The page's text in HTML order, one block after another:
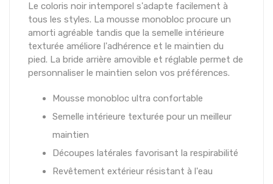
Le coloris noir intemporel s'adapte facilement à
tous les styles. La mousse monobloc procure un
amorti agréable tandis que la semelle intérieure
texturée améliore l'adhérence et le maintien du
pied. La bride arrière amovible et réglable permet de
personnaliser le maintien selon vos préférences.
Mousse monobloc ultra confortable
Semelle intérieure texturée pour un meilleur
maintien
Découpes latérales favorisant la respirabilité
Revêtement extérieur résistant à l'eau